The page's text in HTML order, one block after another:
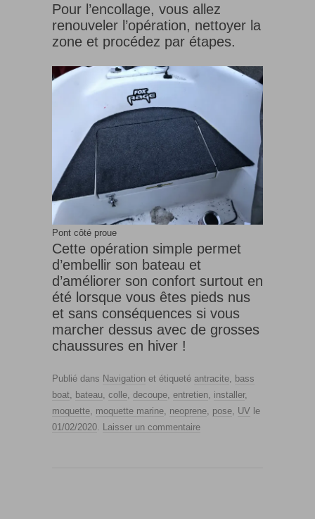
Pour l’encollage, vous allez
renouveler l’opération, nettoyer la
zone et procédez par étapes.
Pont côté proue
Cette opération simple permet
d’embellir son bateau et
d’améliorer son confort surtout en
été lorsque vous êtes pieds nus
et sans conséquences si vous
marcher dessus avec de grosses
chaussures en hiver !
Publié dans Navigation et étiqueté antracite bass
boat bateau colle decoupe entretien installer,
moquette moquette marine neoprene pose UV le
01/02/2020 Laisser un commentaire